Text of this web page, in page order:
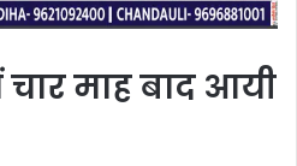
चार माह बाद आयी